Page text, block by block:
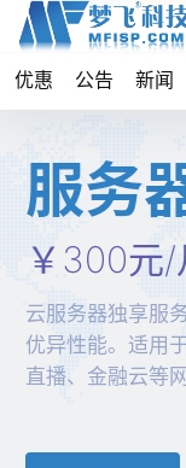
优惠 公告 新闻
服务
￥300元/
云服务器独享服
优异性能。适用
直播、金融云等